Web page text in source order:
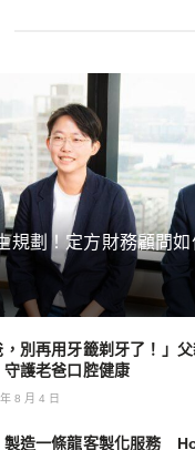
規劃！定方財務顧問
，別再用牙籤剃牙了！」
守護老爸口腔健康
8 月 4 日
製造一條龍客製化服務